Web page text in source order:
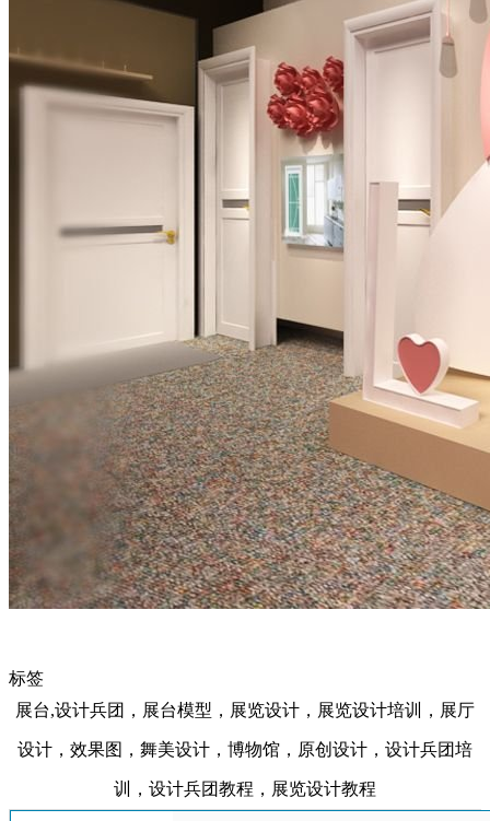
标签
展台,设计兵团，展台模型，展览设计，展览设计培训，展厅
设计，效果图，舞美设计，博物馆，原创设计，设计兵团培
训，设计兵团教程，展览设计教程